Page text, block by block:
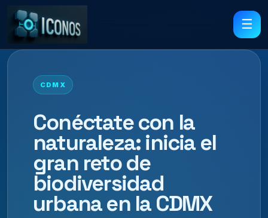
☰
CDMX
Conéctate con la
naturaleza: inicia el
gran reto de
biodiversidad
urbana en la CDMX